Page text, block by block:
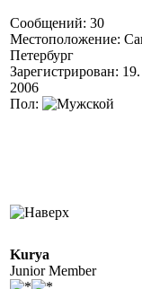
Сообщений: 30
Местоположение:
Петербург
Зарегистрирован:
2006
Пол:
Kurya
Junior Member